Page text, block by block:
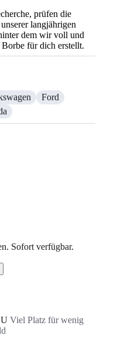
prüfen die
langjährigen
dem wir voll und
für dich erstellt.
Ford
Sofort verfügbar.
Viel Platz für wenig